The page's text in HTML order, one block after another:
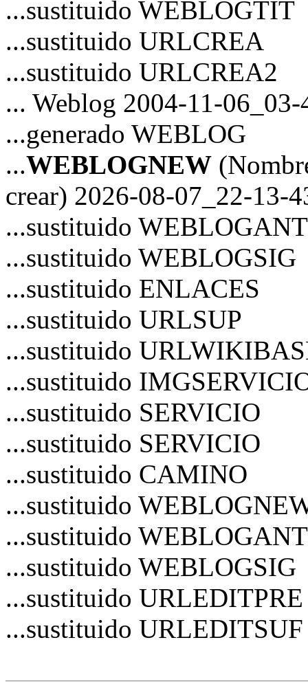
...sustituido WEBLOGTIT
...sustituido URLCREA
...sustituido URLCREA2
... Weblog 2004-11-
...generado WEBLOG
...WEBLOGNEW
crear) 2026-08-07_22-13-
...sustituido WEBLOGANT
...sustituido WEBLOGSIG
...sustituido ENLACES
...sustituido URLSUP
...sustituido
...sustituido
...sustituido SERVICIO
...sustituido SERVICIO
...sustituido CAMINO
...sustituido
...sustituido WEBLOGANT
...sustituido WEBLOGSIG
...sustituido URLEDITPRE
...sustituido URLEDITSUF